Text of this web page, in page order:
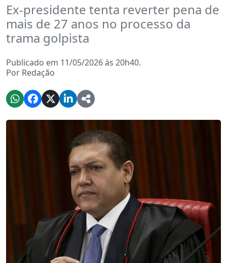
Ex-presidente tenta reverter pena de
mais de 27 anos no processo da
trama golpista
Publicado em 11/05/2026 às 20h40.
Por Redação